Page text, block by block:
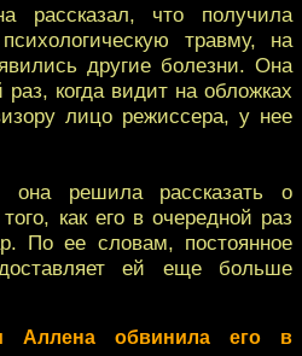
рассказал, что получила
травму, на
другие болезни. Она
когда видит на обложках
лицо режиссера, у нее
она решила рассказать о
как его в очередной раз
По ее словам, постоянное
ей еще больше
Аллена обвинила его в